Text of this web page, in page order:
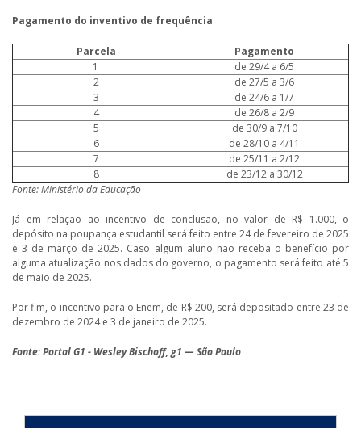
Pagamento do inventivo de frequência
Parcela
Pagamento
1
de 29/4 a 6/5
2
de 27/5 a 3/6
3
de 24/6 a 1/7
4
de 26/8 a 2/9
5
de 30/9 a 7/10
6
de 28/10 a 4/11
7
de 25/11 a 2/12
8
de 23/12 a 30/12
Fonte: Ministério da Educação
Já em relação ao incentivo de conclusão, no valor de R$ 1.000, o
depósito na poupança estudantil será feito entre 24 de fevereiro de 2025
e 3 de março de 2025. Caso algum aluno não receba o benefício por
alguma atualização nos dados do governo, o pagamento será feito até 5
de maio de 2025.
Por fim, o incentivo para o Enem, de R$ 200, será depositado entre 23 de
dezembro de 2024 e 3 de janeiro de 2025.
Fonte: Portal G1 - Wesley Bischoff, g1 — São Paulo